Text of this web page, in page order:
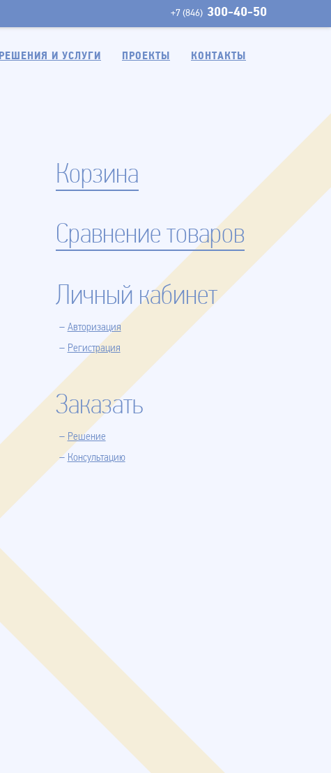
+7 (846) 300-40-50
РЕШЕНИЯ И УСЛУГИ ПРОЕКТЫ КОНТАКТЫ
Корзина
Сравнение товаров
Личный кабинет
Авторизация
Регистрация
Заказать
Решение
Консультацию